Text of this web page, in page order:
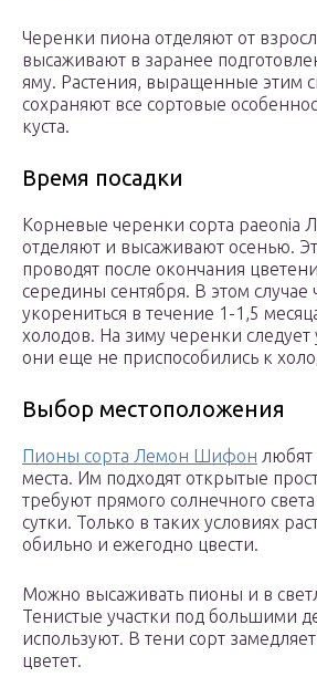
Черенки пиона отделяют от
высаживают в заранее
яму. Растения, выращенные этим
сохраняют все сортовые
куста.
Время посадки
Корневые черенки сорта
отделяют и высаживают осенью.
проводят после окончания
середины сентября. В этом случае
укорениться в течение 1-1,5
холодов. На зиму черенки следует
они еще не приспособились к
Выбор местоположения
Пионы сорта Лемон Шифон
места. Им подходят открытые
требуют прямого солнечного
сутки. Только в таких условиях
обильно и ежегодно цвести.
Можно высаживать пионы и в
Тенистые участки под большими
используют. В тени сорт
цветет.